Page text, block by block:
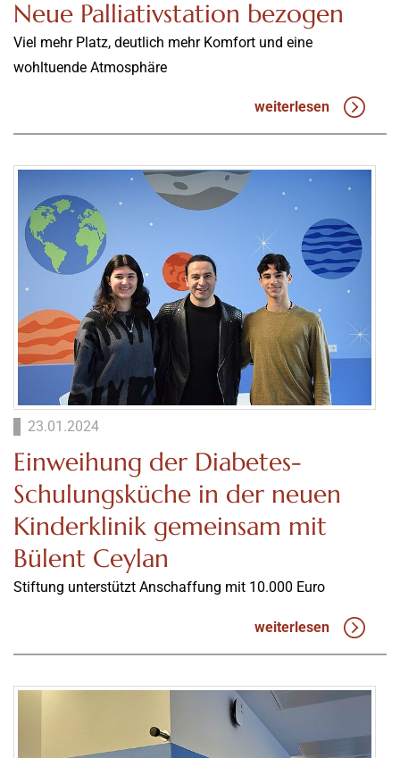
Neue Palliativstation bezogen
Viel mehr Platz, deutlich mehr Komfort und eine
wohltuende Atmosphäre
weiterlesen
23.01.2024
Einweihung der Diabetes-
Schulungsküche in der neuen
Kinderklinik gemeinsam mit
Bülent Ceylan
Stiftung unterstützt Anschaffung mit 10.000 Euro
weiterlesen